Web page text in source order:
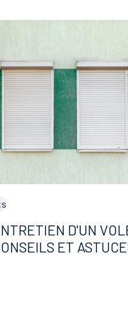
D'UN
ET